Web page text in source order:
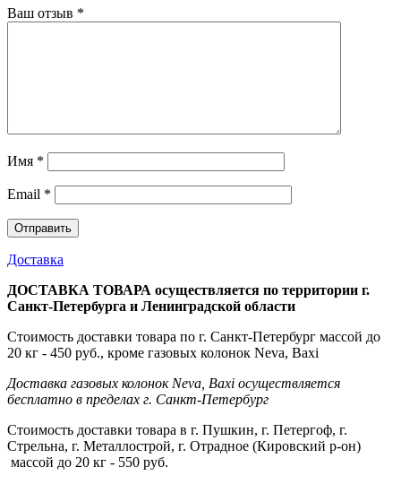
Ваш отзыв *
Имя *
Email *
Доставка
ДОСТАВКА ТОВАРА осуществляется по территории г.
Санкт-Петербурга и Ленинградской области
Стоимость доставки товара по г. Санкт-Петербург массой до
20 кг - 450 руб., кроме газовых колонок Neva, Baxi
Доставка газовых колонок Neva, Baxi осуществляется
бесплатно в пределах г. Санкт-Петербург
Стоимость доставки товара в г. Пушкин, г. Петергоф, г.
Стрельна, г. Металлострой, г. Отрадное (Кировский р-он)
массой до 20 кг - 550 руб.